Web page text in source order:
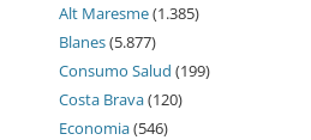
Alt Maresme(1.385)
Blanes(5.877)
Consumo Salud (199)
Costa Brava(120)
Economia(546)